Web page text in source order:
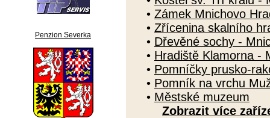
Penzion Severka
• Zámek Mnichovo
• Zřícenina skalního
• Dřevěné sochy -
• Hradiště Klamorna -
• Pomníčky prusko-
• Pomník na vrchu
• Městské muzeum
Zobrazit více